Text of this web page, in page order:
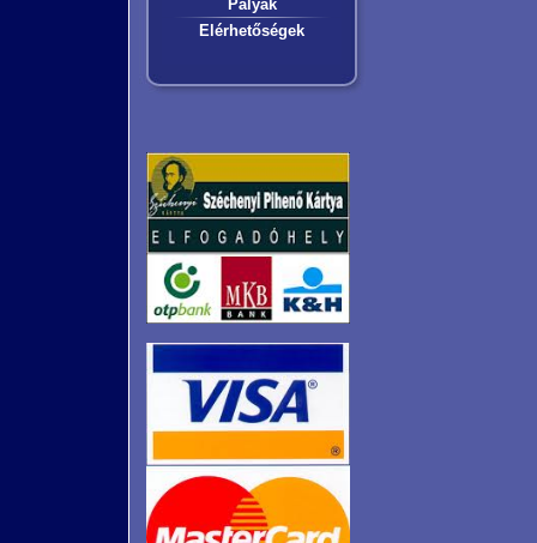
Pályák
Elérhetőségek